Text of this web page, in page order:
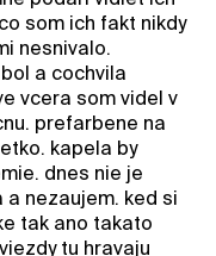
som ich fakt nikdy
nesnivalo.
a cochvila
vcera som videl v
prefarbene na
kapela by
dnes nie je
nezaujem. ked si
tak ano takato
tu hravaju